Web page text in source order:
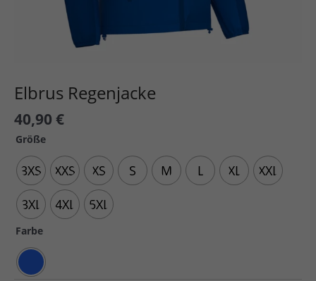
Elbrus Regenjacke
40,90 €
Größe
3XS XXS XS S M L XL
XXL
3XL
4XL 5XL
Farbe